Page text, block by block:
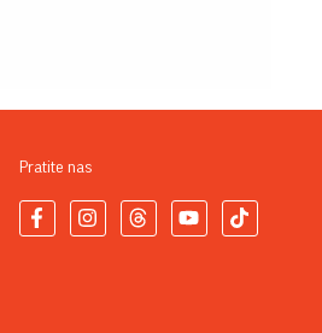
Pratite nas